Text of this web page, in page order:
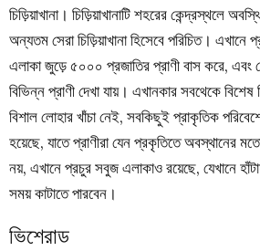
চিড়িয়াখানা। চিড়িয়াখানাটি শহরের কেন্দ্রস্থলে
অন্যতম সেরা চিড়িয়াখানা হিসেবে পরিচিত। এখানে
এলাকা জুড়ে ৫০০০ প্রজাতির প্রাণী বাস করে, এবং
বিভিন্ন প্রাণী দেখা যায়। এখানকার সবথেকে বিশেষ
বিশাল লোহার খাঁচা নেই, সবকিছুই প্রাকৃতিক
হয়েছে, যাতে প্রাণীরা যেন প্রকৃতিতে অবস্থানের
নয়, এখানে প্রচুর সবুজ এলাকাও রয়েছে, যেখানে
সময় কাটাতে পারবেন।
ভিশেরাড